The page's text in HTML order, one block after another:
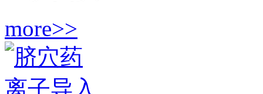
more>>